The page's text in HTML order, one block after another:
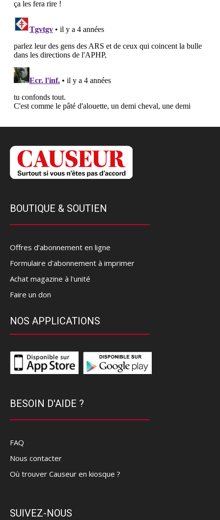
BOUTIQUE & SOUTIEN
Offres d’abonnement en ligne
Formulaire d'abonnement à imprimer
Achat magazine à l'unité
Faire un don
NOS APPLICATIONS
BESOIN D'AIDE ?
FAQ
Nous contacter
Où trouver Causeur en kiosque ?
SUIVEZ-NOUS